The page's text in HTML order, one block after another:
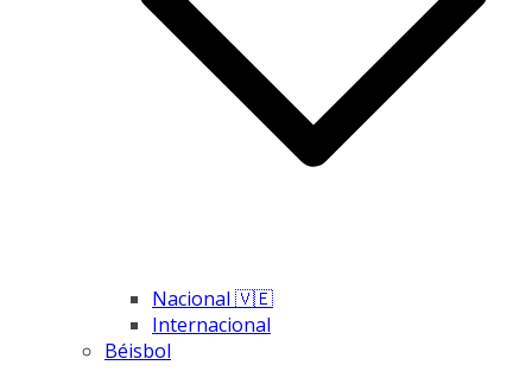
Nacional 🇻🇪
Internacional
Béisbol